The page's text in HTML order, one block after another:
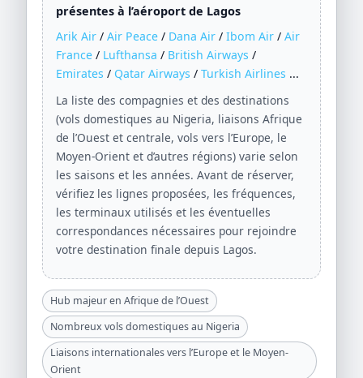
présentes à l’aéroport de Lagos
Arik Air /Air Peace / Dana Air /Ibom Air /Air
France / Lufthansa / British Airways /
Emirates / Qatar Airways /Turkish Airlines ...
La liste des compagnies et des destinations
(vols domestiques au Nigeria, liaisons Afrique
de l’Ouest et centrale, vols vers l’Europe, le
Moyen-Orient et d’autres régions) varie selon
les saisons et les années. Avant de réserver,
vérifiez les lignes proposées, les fréquences,
les terminaux utilisés et les éventuelles
correspondances nécessaires pour rejoindre
votre destination finale depuis Lagos.
Hub majeur en Afrique de l’Ouest
Nombreux vols domestiques au Nigeria
Liaisons internationales vers l’Europe et le Moyen-
Orient